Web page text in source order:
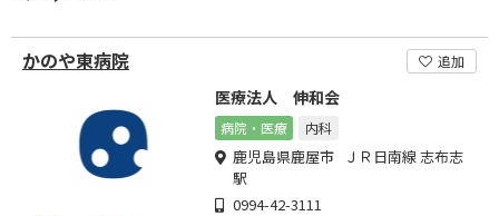
かのや東病院 追加
医療法人 伸和会
病院・医療 内科
鹿児島県鹿屋市 ＪＲ日南線 志布志
駅
0994-42-3111